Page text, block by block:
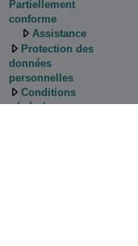
Partiellement
conforme
Assistance
Protection des
données
personnelles
Conditions
générales